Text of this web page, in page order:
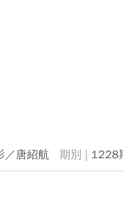
／唐紹航 1228